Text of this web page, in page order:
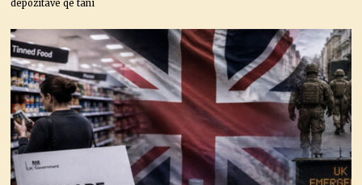
depozitave që tani